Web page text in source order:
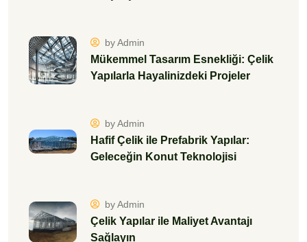
by Admin
Mükemmel Tasarım Esnekliği: Çelik
Yapılarla Hayalinizdeki Projeler
by Admin
Hafif Çelik ile Prefabrik Yapılar:
Geleceğin Konut Teknolojisi
by Admin
Çelik Yapılar ile Maliyet Avantajı
Sağlayın